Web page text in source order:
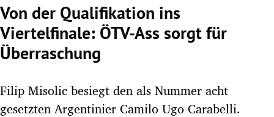
Untermenü
Von der Qualifikation ins
Viertelfinale: ÖTV-Ass sorgt für
Überraschung
Filip Misolic besiegt den als Nummer acht
gesetzten Argentinier Camilo Ugo Carabelli.